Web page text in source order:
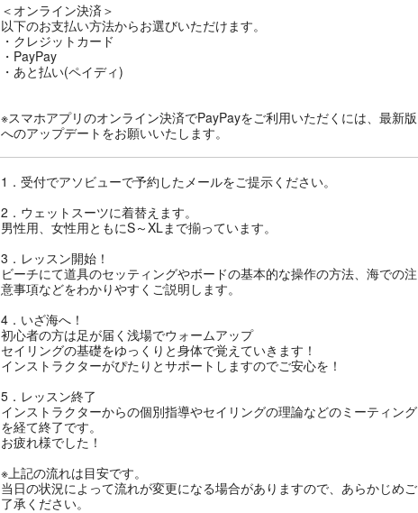
＜オンライン決済＞
以下のお支払い方法からお選びいただけます。
・クレジットカード
・PayPay
・あと払い(ペイディ)
※スマホアプリのオンライン決済でPayPayをご利用いただくには、最新版
へのアップデートをお願いいたします。
1．受付でアソビューで予約したメールをご提示ください。
2．ウェットスーツに着替えます。
男性用、女性用ともにS～XLまで揃っています。
3．レッスン開始！
ビーチにて道具のセッティングやボードの基本的な操作の方法、海での注
意事項などをわかりやすくご説明します。
4．いざ海へ！
初心者の方は足が届く浅場でウォームアップ
セイリングの基礎をゆっくりと身体で覚えていきます！
インストラクターがぴたりとサポートしますのでご安心を！
5．レッスン終了
インストラクターからの個別指導やセイリングの理論などのミーティング
を経て終了です。
お疲れ様でした！
※上記の流れは目安です。
当日の状況によって流れが変更になる場合がありますので、あらかじめご
了承ください。